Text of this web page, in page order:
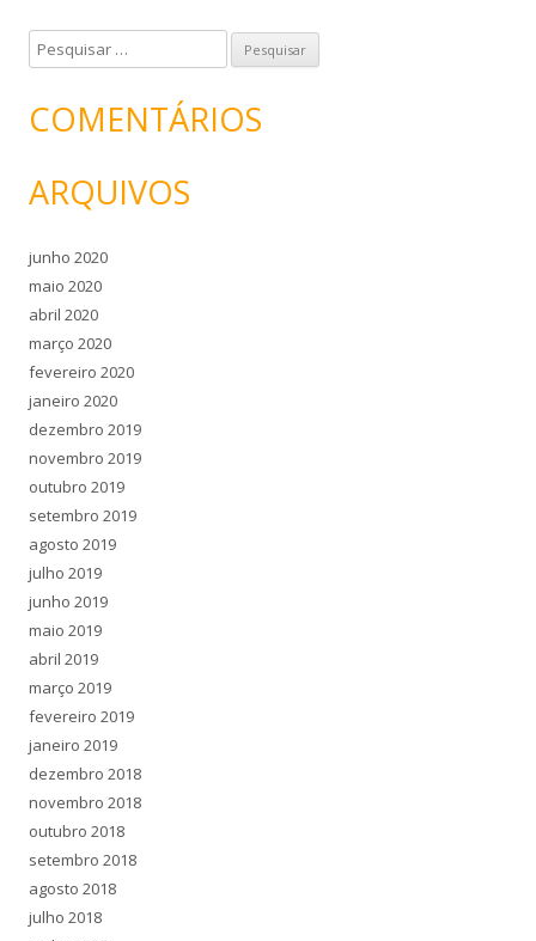
e
q
r
COMENTÁRIOS
ARQUIVOS
junho 2020
maio 2020
abril 2020
março 2020
fevereiro 2020
janeiro 2020
dezembro 2019
novembro 2019
outubro 2019
setembro 2019
agosto 2019
julho 2019
junho 2019
maio 2019
abril 2019
março 2019
fevereiro 2019
janeiro 2019
dezembro 2018
novembro 2018
outubro 2018
setembro 2018
agosto 2018
julho 2018